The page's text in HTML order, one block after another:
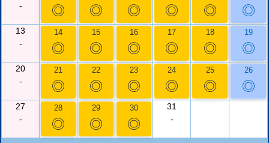
-
◎ ◎ ◎ ◎ ◎ ◎
13
-
14
◎
15
◎
16
◎
17
◎
18
◎
19
◎
20
-
21
◎
22
◎
23
◎
24
◎
25
◎
26
◎
27
-
28
◎
29
◎
30
◎
31
-